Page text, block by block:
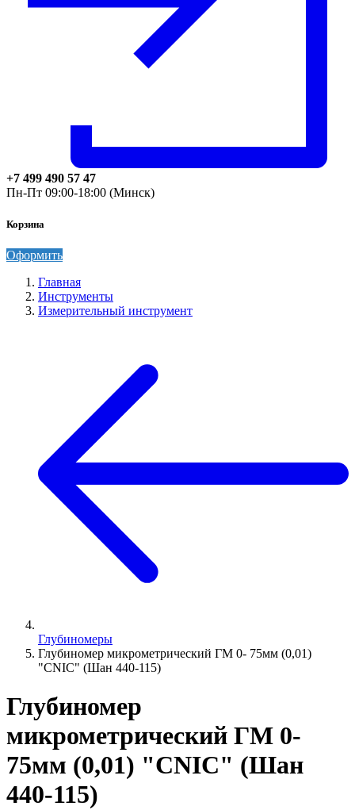
+7 499 490 57 47
Пн-Пт 09:00-18:00 (Минск)
Корзина
Оформить
Главная
Инструменты
Измерительный инструмент
Глубиномеры
Глубиномер микрометрический ГМ 0- 75мм (0,01)
"CNIC" (Шан 440-115)
Глубиномер
микрометрический ГМ 0-
75мм (0,01) "CNIC" (Шан
440-115)